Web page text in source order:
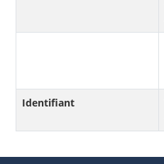
Identifiant